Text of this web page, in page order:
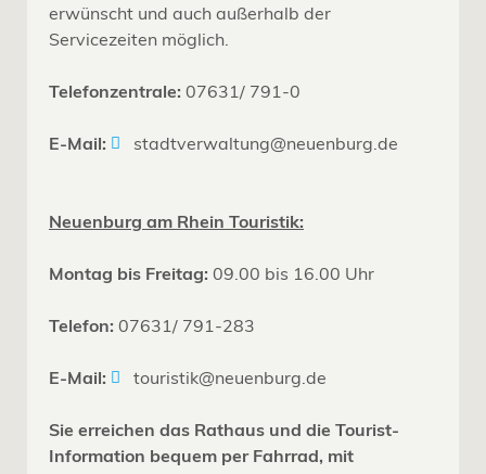
erwünscht und auch außerhalb der
Servicezeiten möglich.
Telefonzentrale: 07631/ 791-0
E-Mail: stadtverwaltung@neuenburg.de
Neuenburg am Rhein Touristik:
Montag bis Freitag: 09.00 bis 16.00 Uhr
Telefon: 07631/ 791-283
E-Mail: touristik@neuenburg.de
Sie erreichen das Rathaus und die Tourist-
Information bequem per Fahrrad, mit